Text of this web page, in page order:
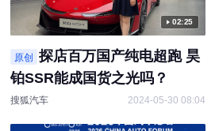
02:25
原创
探店百万国产纯电超跑 昊
铂SSR能成国货之光吗？
搜狐汽车 2024-05-30 08:04